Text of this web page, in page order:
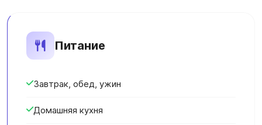
Питание
Завтрак, обед, ужин
Домашняя кухня